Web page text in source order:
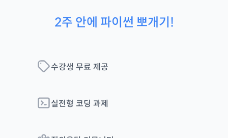
2주 안에 파이썬 뽀개기!
수강생 무료 제공
실전형 코딩 과제